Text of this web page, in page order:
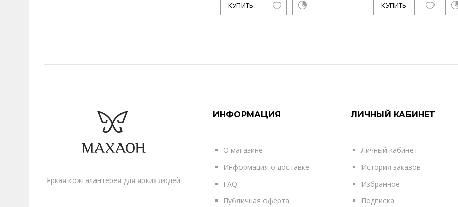
КУПИТЬ КУПИТЬ
Яркая кожгалантерея для ярких людей
ИНФОРМАЦИЯ
О магазине
Информация о доставке
FAQ
Публичная оферта
ЛИЧНЫЙ КАБИНЕТ
Личный кабинет
История заказов
Избранное
Подписка